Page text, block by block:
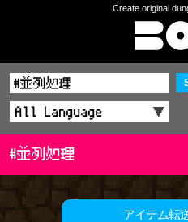
Create original
#並列処理
アイテム転